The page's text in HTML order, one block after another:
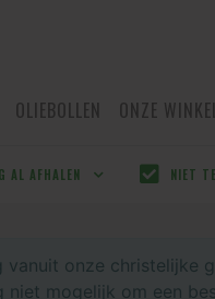
OLIEBOLLEN ONZE
AL AFHALEN NIET
onze christelijke
mogelijk om een